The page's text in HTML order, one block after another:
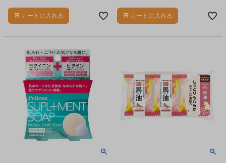
カートに入れる カートに入れる